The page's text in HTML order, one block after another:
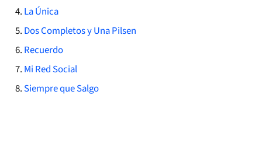
La Única
Dos Completos y Una Pilsen
Recuerdo
Mi Red Social
Siempre que Salgo